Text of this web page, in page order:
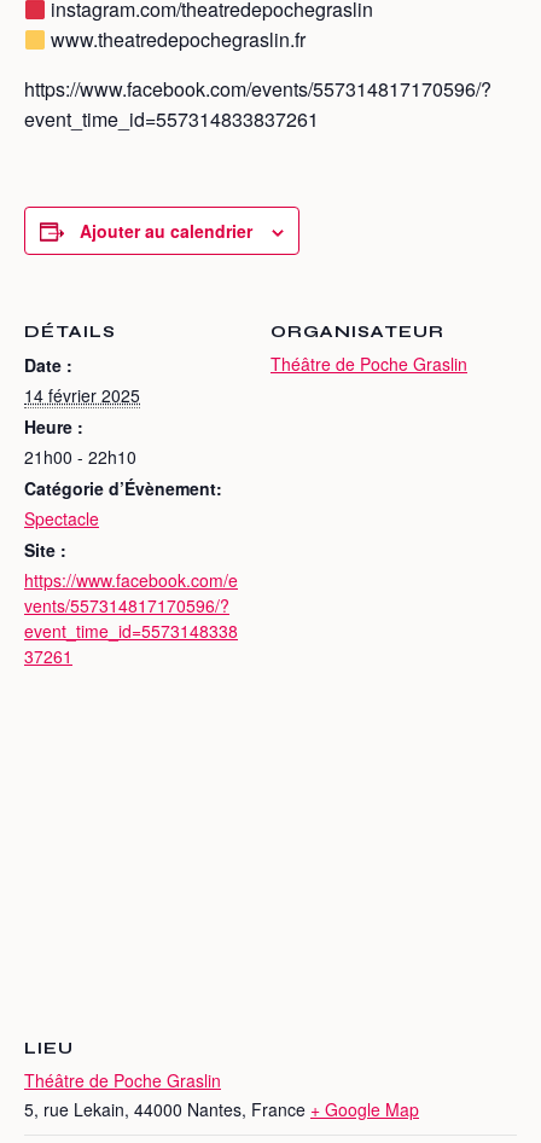
instagram.com/theatredepochegraslin
www.theatredepochegraslin.fr
https://www.facebook.com/events/557314817170596/?
event_time_id=557314833837261
Ajouter au calendrier
DÉTAILS
Date :
14 février 2025
Heure :
21h00 - 22h10
Catégorie d’Évènement:
Spectacle
Site :
https://www.facebook.com/e
vents/557314817170596/?
event_time_id=5573148338
37261
ORGANISATEUR
Théâtre de Poche Graslin
LIEU
Théâtre de Poche Graslin
5, rue Lekain, 44000 Nantes, France + Google Map